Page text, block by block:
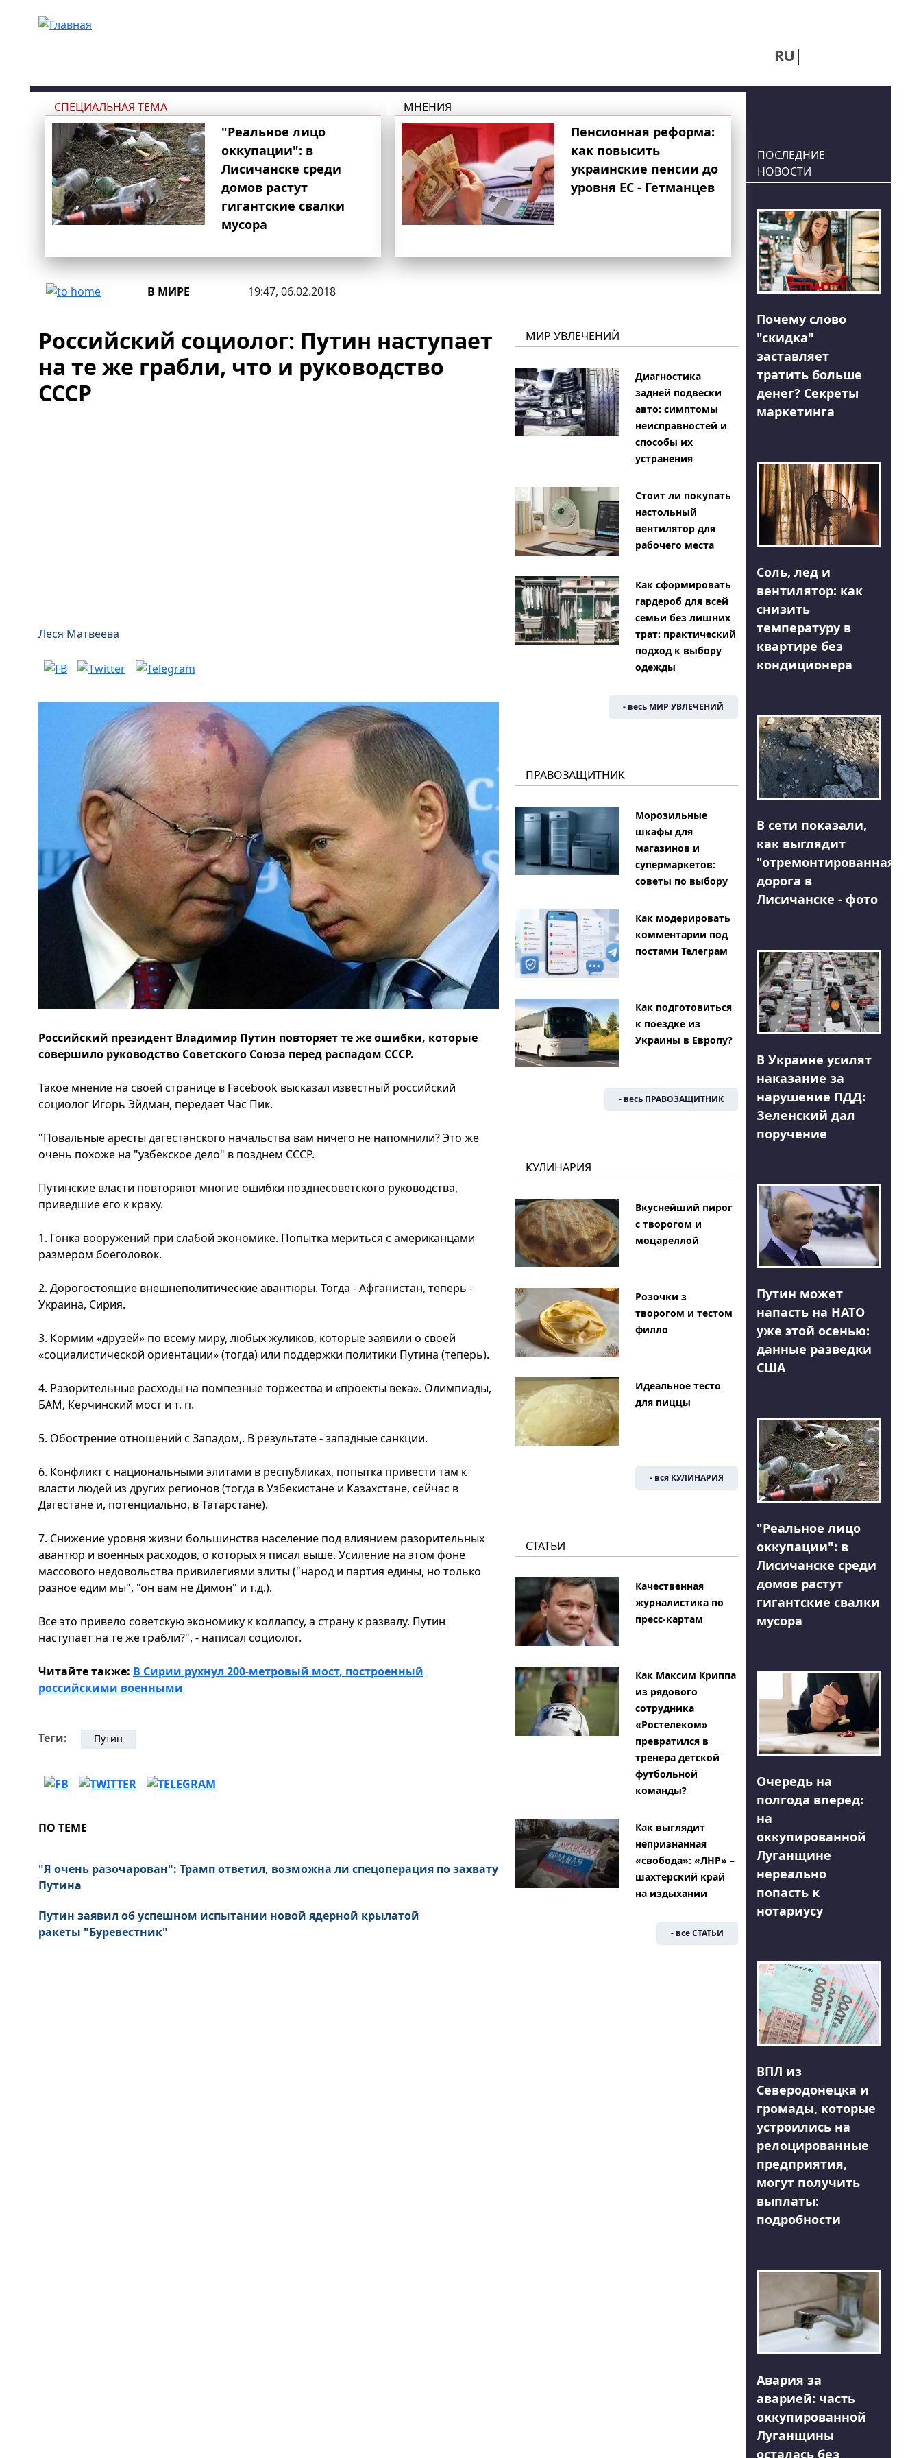
RU
СПЕЦИАЛЬНАЯ ТЕМА
"Реальное лицо
оккупации": в
Лисичанске среди
домов растут
гигантские свалки
мусора
МНЕНИЯ
Пенсионная реформа:
как повысить
украинские пенсии до
уровня ЕС - Гетманцев
В МИРЕ 19:47, 06.02.2018
Российский социолог: Путин наступает
на те же грабли, что и руководство
СССР
Леся Матвеева
Российский президент Владимир Путин повторяет те же ошибки, которые
совершило руководство Советского Союза перед распадом СССР.
Такое мнение на своей странице в Facebook высказал известный российский
социолог Игорь Эйдман, передает Час Пик.
"Повальные аресты дагестанского начальства вам ничего не напомнили? Это же
очень похоже на "узбекское дело" в позднем СССР.
Путинские власти повторяют многие ошибки позднесоветского руководства,
приведшие его к краху.
1. Гонка вооружений при слабой экономике. Попытка мериться с американцами
размером боеголовок.
2. Дорогостоящие внешнеполитические авантюры. Тогда - Афганистан, теперь -
Украина, Сирия.
3. Кормим «друзей» по всему миру, любых жуликов, которые заявили о своей
«социалистической ориентации» (тогда) или поддержки политики Путина (теперь).
4. Разорительные расходы на помпезные торжества и «проекты века». Олимпиады,
БАМ, Керчинский мост и т. п.
5. Обострение отношений с Западом,. В результате - западные санкции.
6. Конфликт с национальными элитами в республиках, попытка привести там к
власти людей из других регионов (тогда в Узбекистане и Казахстане, сейчас в
Дагестане и, потенциально, в Татарстане).
7. Снижение уровня жизни большинства население под влиянием разорительных
авантюр и военных расходов, о которых я писал выше. Усиление на этом фоне
массового недовольства привилегиями элиты ("народ и партия едины, но только
разное едим мы", "он вам не Димон" и т.д.).
Все это привело советскую экономику к коллапсу, а страну к развалу. Путин
наступает на те же грабли?", - написал социолог.
Читайте также: В Сирии рухнул 200-метровый мост, построенный
российскими военными
Теги: Путин
ПО ТЕМЕ
"Я очень разочарован": Трамп ответил, возможна ли спецоперация по захвату
Путина
Путин заявил об успешном испытании новой ядерной крылатой
ракеты "Буревестник"
МИР УВЛЕЧЕНИЙ
Диагностика
задней подвески
авто: симптомы
неисправностей и
способы их
устранения
Стоит ли покупать
настольный
вентилятор для
рабочего места
Как сформировать
гардероб для всей
семьи без лишних
трат: практический
подход к выбору
одежды
- весь МИР УВЛЕЧЕНИЙ
ПРАВОЗАЩИТНИК
Морозильные
шкафы для
магазинов и
супермаркетов:
советы по выбору
Как модерировать
комментарии под
постами Телеграм
Как подготовиться
к поездке из
Украины в Европу?
- весь ПРАВОЗАЩИТНИК
КУЛИНАРИЯ
Вкуснейший пирог
с творогом и
моцареллой
Розочки з
творогом и тестом
филло
Идеальное тесто
для пиццы
- вся КУЛИНАРИЯ
СТАТЬИ
Качественная
журналистика по
пресс-картам
Как Максим Криппа
из рядового
сотрудника
«Ростелеком»
превратился в
тренера детской
футбольной
команды?
Как выглядит
непризнанная
«свобода»: «ЛНР» –
шахтерский край
на издыхании
- все СТАТЬИ
ПОСЛЕДНИЕ
НОВОСТИ
Почему слово
"скидка"
заставляет
тратить больше
денег? Секреты
маркетинга
Соль, лед и
вентилятор: как
снизить
температуру в
квартире без
кондиционера
В сети показали,
как выглядит
"отремонтированная"
дорога в
Лисичанске - фото
В Украине усилят
наказание за
нарушение ПДД:
Зеленский дал
поручение
Путин может
напасть на НАТО
уже этой осенью:
данные разведки
США
"Реальное лицо
оккупации": в
Лисичанске среди
домов растут
гигантские свалки
мусора
Очередь на
полгода вперед:
на
оккупированной
Луганщине
нереально
попасть к
нотариусу
ВПЛ из
Северодонецка и
громады, которые
устроились на
релоцированные
предприятия,
могут получить
выплаты:
подробности
Авария за
аварией: часть
оккупированной
Луганщины
осталась без